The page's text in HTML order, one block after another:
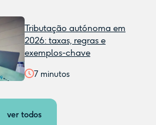
Tributação autónoma em
2026: taxas, regras e
exemplos-chave
7 minutos
ver todos